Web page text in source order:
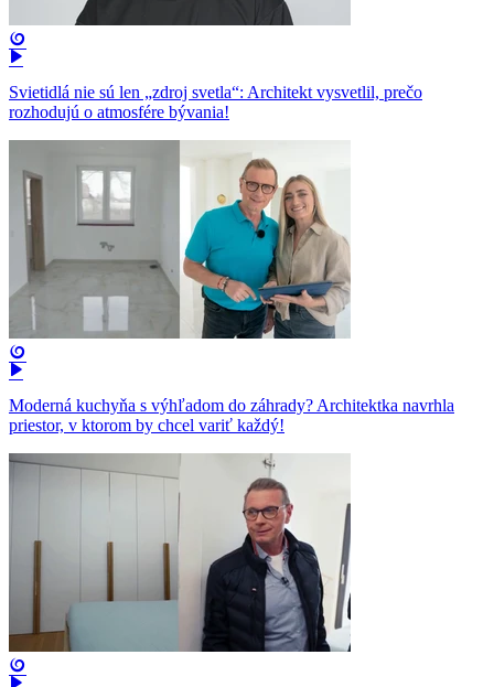
Svietidlá nie sú len „zdroj svetla“: Architekt vysvetlil, prečo
rozhodujú o atmosfére bývania!
Moderná kuchyňa s výhľadom do záhrady? Architektka navrhla
priestor, v ktorom by chcel variť každý!